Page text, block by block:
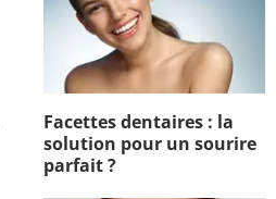
Facettes dentaires : la
solution pour un sourire
parfait ?